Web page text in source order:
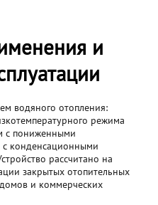
и
водяного отопления:
режима
с пониженными
с конденсационными
рассчитано на
закрытых отопительных
и коммерческих